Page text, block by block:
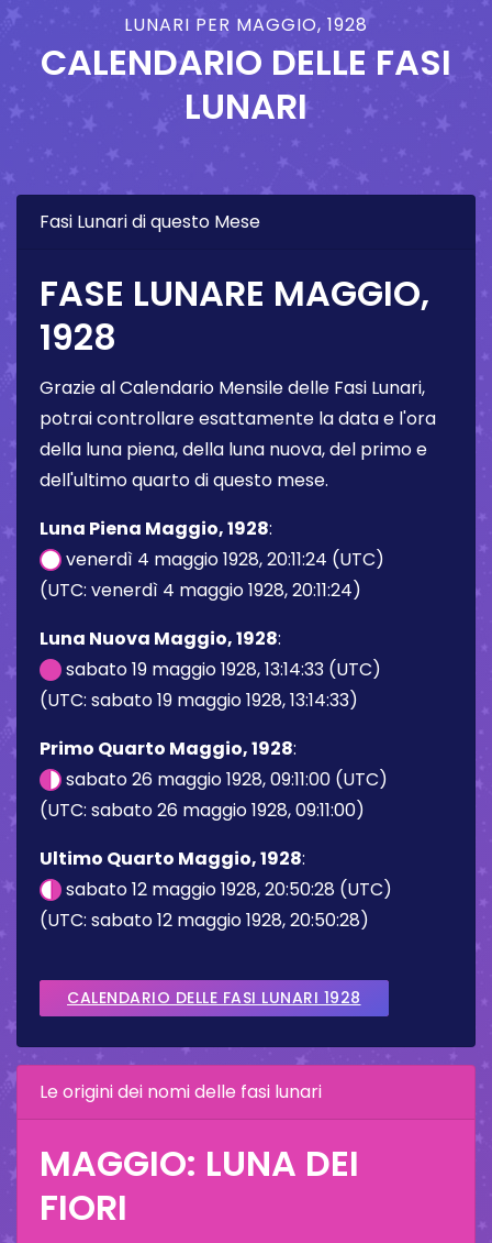
LUNARI PER MAGGIO, 1928
CALENDARIO DELLE FASI
LUNARI
Fasi Lunari di questo Mese
FASE LUNARE MAGGIO,
1928
Grazie al Calendario Mensile delle Fasi Lunari,
potrai controllare esattamente la data e l'ora
della luna piena, della luna nuova, del primo e
dell'ultimo quarto di questo mese.
Luna Piena Maggio, 1928:
venerdì 4 maggio 1928, 20:11:24 (UTC)
(UTC: venerdì 4 maggio 1928, 20:11:24)
Luna Nuova Maggio, 1928:
sabato 19 maggio 1928, 13:14:33 (UTC)
(UTC: sabato 19 maggio 1928, 13:14:33)
Primo Quarto Maggio, 1928:
sabato 26 maggio 1928, 09:11:00 (UTC)
(UTC: sabato 26 maggio 1928, 09:11:00)
Ultimo Quarto Maggio, 1928:
sabato 12 maggio 1928, 20:50:28 (UTC)
(UTC: sabato 12 maggio 1928, 20:50:28)
CALENDARIO DELLE FASI LUNARI 1928
Le origini dei nomi delle fasi lunari
MAGGIO: LUNA DEI
FIORI